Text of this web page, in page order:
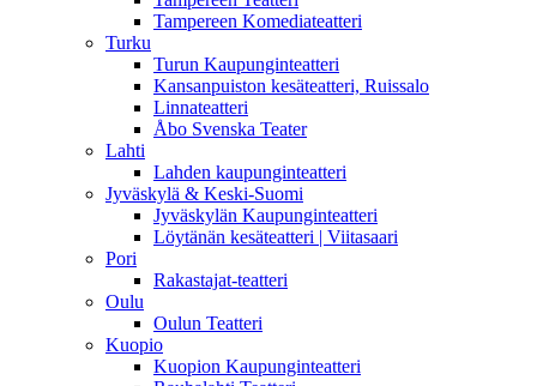
Tampereen Komediateatteri
Turku
Turun Kaupunginteatteri
Kansanpuiston kesäteatteri, Ruissalo
Linnateatteri
Åbo Svenska Teater
Lahti
Lahden kaupunginteatteri
Jyväskylä & Keski-Suomi
Jyväskylän Kaupunginteatteri
Löytänän kesäteatteri | Viitasaari
Pori
Rakastajat-teatteri
Oulu
Oulun Teatteri
Kuopio
Kuopion Kaupunginteatteri